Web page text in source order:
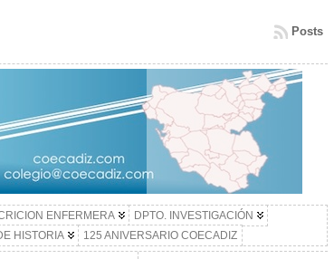
Posts
ENFERMERA
DPTO. INVESTIGACIÓN
HISTORIA 125 ANIVERSARIO COECADIZ